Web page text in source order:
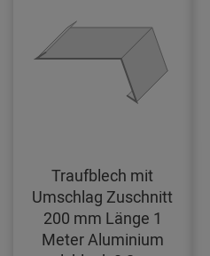
Traufblech mit
Umschlag Zuschnitt
200 mm Länge 1
Meter Aluminium